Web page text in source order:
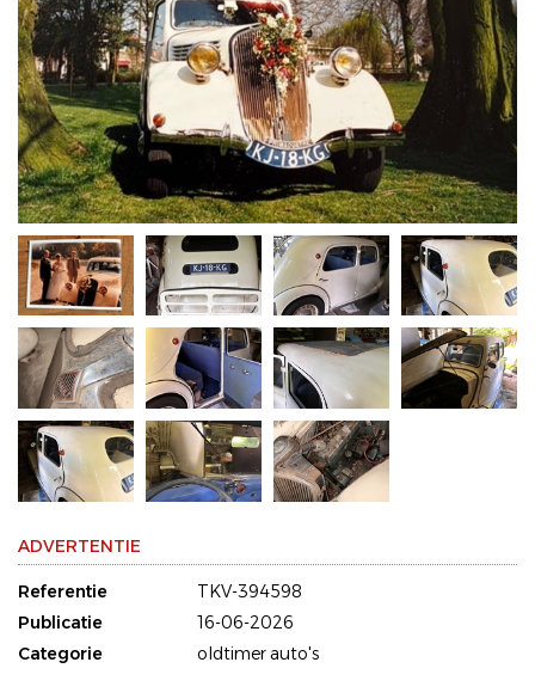
ADVERTENTIE
Referentie
TKV-394598
Publicatie
16-06-2026
Categorie
oldtimer auto's